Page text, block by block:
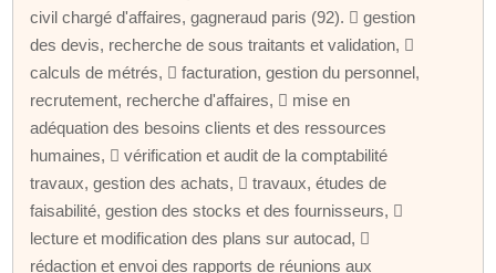
civil chargé d'affaires, gagneraud paris (92).  gestion
des devis, recherche de sous traitants et validation, 
calculs de métrés,  facturation, gestion du personnel,
recrutement, recherche d'affaires,  mise en
adéquation des besoins clients et des ressources
humaines,  vérification et audit de la comptabilité
travaux, gestion des achats,  travaux, études de
faisabilité, gestion des stocks et des fournisseurs, 
lecture et modification des plans sur autocad, 
rédaction et envoi des rapports de réunions aux